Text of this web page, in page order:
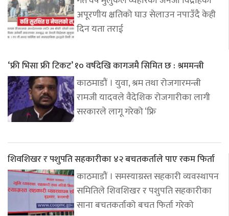
अपूरणीय क्षतिको घाउ सेलाउन नपाउँदै केही
दिन यता तराई
‘फ्री भिसा फ्री टिकट’ १० वर्षदेखि कागजमै सिमित छ : श्रममन्त्री
काठमाडौं । युवा, श्रम तथा रोजगारमन्त्री
रामजी यादवले वैदेशिक रोजगारीका लागी
सरकारले लागू गरेको ‘फ्रि
शिवशिखर र पशुपति सहकारीका ४२ बचतकर्ताले पाए रकम फिर्ता
काठमाडौं । समस्याग्रस्त सहकारी व्यवस्थापन
समितिले शिवशिखर र पशुपति सहकारीका
साना बचतकर्ताको बचत फिर्ता गरेको